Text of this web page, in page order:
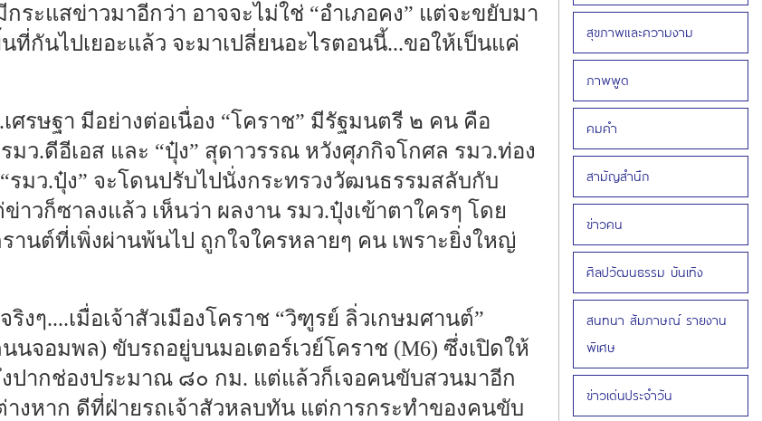
ระแสข่าวมาอีกว่า อาจจะไม่ใช่ “อำเภอคง” แต่จะขยับมา
ที่กันไปเยอะแล้ว จะมาเปลี่ยนอะไรตอนนี้...ขอให้เป็นแค่
ศรษฐา มีอย่างต่อเนื่อง “โคราช” มีรัฐมนตรี ๒ คน คือ
รมว.ดีอีเอส และ “ปุ๋ง” สุดาวรรณ หวังศุภกิจโกศล รมว.ท่อง
รมว.ปุ๋ง” จะโดนปรับไปนั่งกระทรวงวัฒนธรรมสลับกับ
าวก็ซาลงแล้ว เห็นว่า ผลงาน รมว.ปุ๋งเข้าตาใครๆ โดย
านต์ที่เพิ่งผ่านพ้นไป ถูกใจใครหลายๆ คน เพราะยิ่งใหญ่
ๆ....เมื่อเจ้าสัวเมืองโคราช “วิฑูรย์ ลิ่วเกษมศานต์”
นนจอมพล) ขับรถอยู่บนมอเตอร์เวย์โคราช (M6) ซึ่งเปิดให้
ปากช่องประมาณ ๘๐ กม. แต่แล้วก็เจอคนขับสวนมาอีก
างหาก ดีที่ฝ่ายรถเจ้าสัวหลบทัน แต่การกระทำของคนขับ
สุขภาพและความงาม
ภาพพูด
คมคำ
สามัญสำนึก
ข่าวคน
ศิลปวัฒนธรรม บันเทิง
สนทนา สัมภาษณ์ รายงาน
พิเศษ
ข่าวเด่นประจำวัน